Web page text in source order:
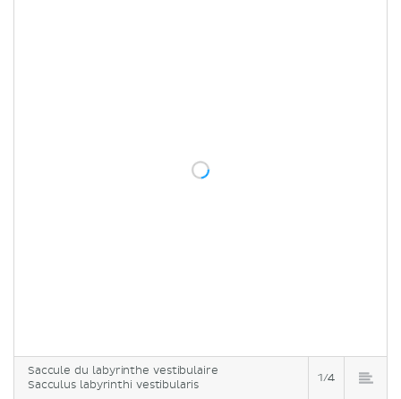
Saccule du labyrinthe vestibulaire
Sacculus labyrinthi vestibularis
1/4